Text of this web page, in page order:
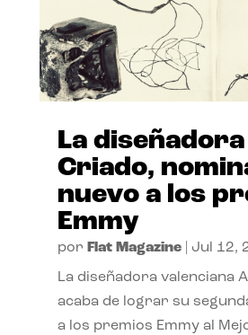
La
Criado,
nuevo a los
Emmy
por Flat Magazine| Jul 12,
La diseñadora valenciana
acaba de lograr su
a los premios Emmy al